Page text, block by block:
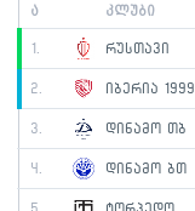
ა კლუბი
1. რუსთავი
2. იბერია 1999
3. დინამო თბ
4. დინამო ბთ